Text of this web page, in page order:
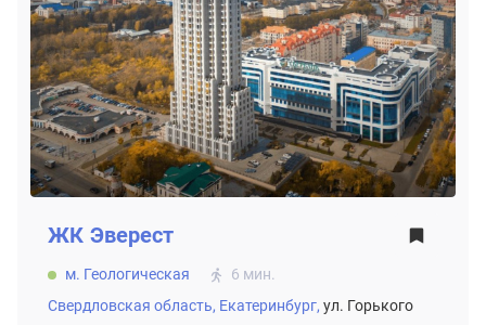
ЖК Эверест
м. Геологическая
6 мин.
Свердловская область, Екатеринбург, ул. Горького